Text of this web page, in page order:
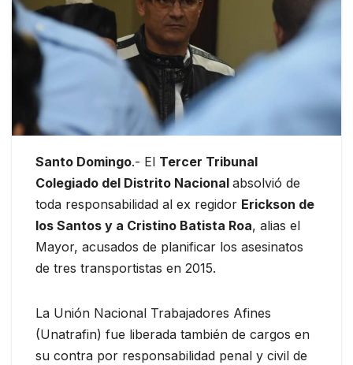
Santo Domingo.- El Tercer Tribunal
Colegiado del Distrito Nacional absolvió de
toda responsabilidad al ex regidor Erickson de
los Santos y a Cristino Batista Roa, alias el
Mayor, acusados de planificar los asesinatos
de tres transportistas en 2015.
La Unión Nacional Trabajadores Afines
(Unatrafin) fue liberada también de cargos en
su contra por responsabilidad penal y civil de